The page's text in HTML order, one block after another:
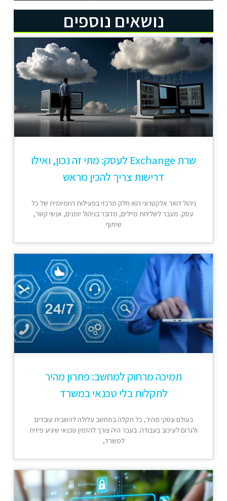
נושאים נוספים
שרת Exchange לעסק: מתי זה נכון, ואילו
דרישות צריך להכין מראש
ניהול דואר אלקטרוני הוא חלק מרכזי בפעילות היומיומית של כל
עסק. מעבר לשליחת מיילים, מדובר בניהול יומנים, אנשי קשר,
שיתוף
תמיכה מרחוק למחשב: פתרון מהיר
לתקלות בלי טכנאי במשרד
בעולם עסקי מהיר, כל תקלה במחשב עלולה להשבית עובדים
ולגרום לעיכוב בעבודה. בעבר היה צורך להזמין טכנאי שיגיע פיזית
למשרד,